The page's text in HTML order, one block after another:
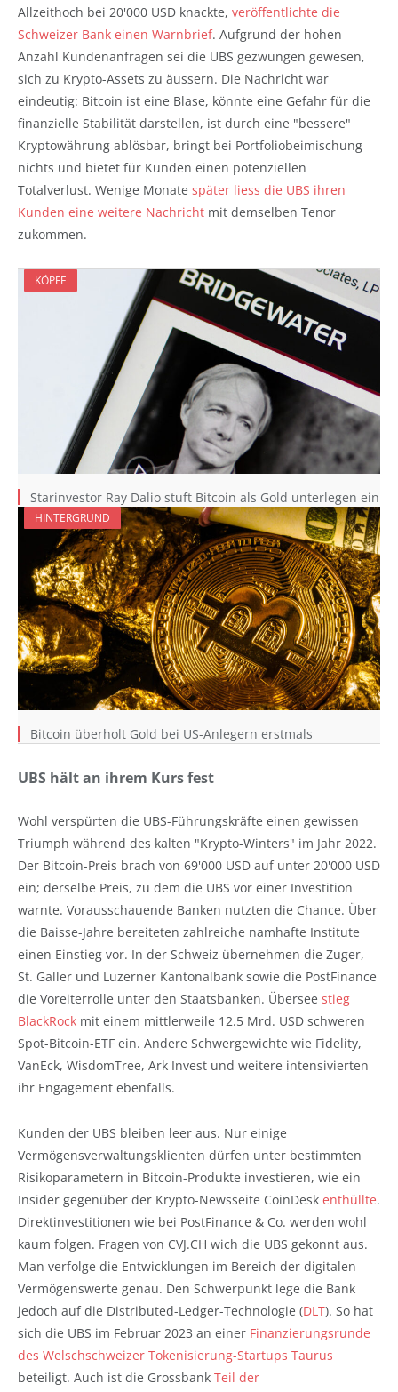
Allzeithoch bei 20'000 USD knackte, veröffentlichte die
Schweizer Bank einen Warnbrief. Aufgrund der hohen
Anzahl Kundenanfragen sei die UBS gezwungen gewesen,
sich zu Krypto-Assets zu äussern. Die Nachricht war
eindeutig: Bitcoin ist eine Blase, könnte eine Gefahr für die
finanzielle Stabilität darstellen, ist durch eine "bessere"
Kryptowährung ablösbar, bringt bei Portfoliobeimischung
nichts und bietet für Kunden einen potenziellen
Totalverlust. Wenige Monate später liess die UBS ihren
Kunden eine weitere Nachricht mit demselben Tenor
zukommen.
KÖPFE
Starinvestor Ray Dalio stuft Bitcoin als Gold unterlegen ein
HINTERGRUND
Bitcoin überholt Gold bei US-Anlegern erstmals
UBS hält an ihrem Kurs fest
Wohl verspürten die UBS-Führungskräfte einen gewissen
Triumph während des kalten "Krypto-Winters" im Jahr 2022.
Der Bitcoin-Preis brach von 69'000 USD auf unter 20'000 USD
ein; derselbe Preis, zu dem die UBS vor einer Investition
warnte. Vorausschauende Banken nutzten die Chance. Über
die Baisse-Jahre bereiteten zahlreiche namhafte Institute
einen Einstieg vor. In der Schweiz übernehmen die Zuger,
St. Galler und Luzerner Kantonalbank sowie die PostFinance
die Voreiterrolle unter den Staatsbanken. Übersee stieg
BlackRock mit einem mittlerweile 12.5 Mrd. USD schweren
Spot-Bitcoin-ETF ein. Andere Schwergewichte wie Fidelity,
VanEck, WisdomTree, Ark Invest und weitere intensivierten
ihr Engagement ebenfalls.
Kunden der UBS bleiben leer aus. Nur einige
Vermögensverwaltungsklienten dürfen unter bestimmten
Risikoparametern in Bitcoin-Produkte investieren, wie ein
Insider gegenüber der Krypto-Newsseite CoinDesk enthüllte.
Direktinvestitionen wie bei PostFinance & Co. werden wohl
kaum folgen. Fragen von CVJ.CH wich die UBS gekonnt aus.
Man verfolge die Entwicklungen im Bereich der digitalen
Vermögenswerte genau. Den Schwerpunkt lege die Bank
jedoch auf die Distributed-Ledger-Technologie (DLT). So hat
sich die UBS im Februar 2023 an einer Finanzierungsrunde
des Welschschweizer Tokenisierung-Startups Taurus
beteiligt. Auch ist die Grossbank Teil der